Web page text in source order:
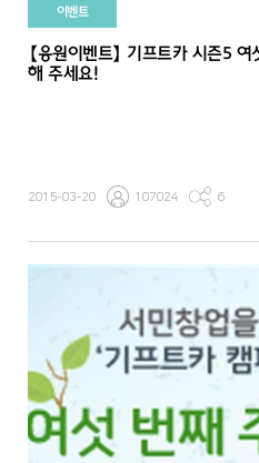
이벤트
【응원이벤트】 기프트카 시즌5
해 주세요!
2015-03-20 107024 6